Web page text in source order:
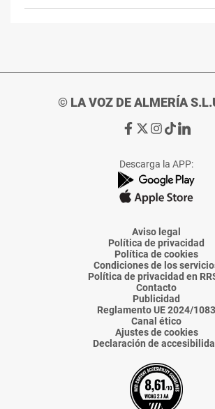
© LA VOZ DE ALMERÍA
Ir
de
La
Voz
Almería
Ir
de
La
Voz
Almería
Ir
de
La
Voz
Almería
Ir
de
La
Voz
Almería
Ir
de
La
Voz
Descarga la APP:
Aviso legal
Política de privacidad
Política de cookies
Condiciones de los
Política de privacidad en
Contacto
Publicidad
Reglamento UE 2024/1083
Canal ético
Ajustes de cookies
Declaración de